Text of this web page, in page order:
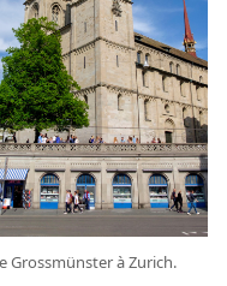
Grossmünster à Zurich.